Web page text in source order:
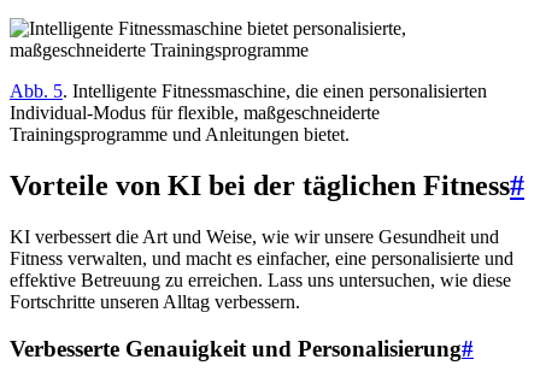
Abb. 5. Intelligente Fitnessmaschine, die einen personalisierten
Individual-Modus für flexible, maßgeschneiderte
Trainingsprogramme und Anleitungen bietet.
Vorteile von KI bei der täglichen Fitness#
KI verbessert die Art und Weise, wie wir unsere Gesundheit und
Fitness verwalten, und macht es einfacher, eine personalisierte und
effektive Betreuung zu erreichen. Lass uns untersuchen, wie diese
Fortschritte unseren Alltag verbessern.
Verbesserte Genauigkeit und Personalisierung#